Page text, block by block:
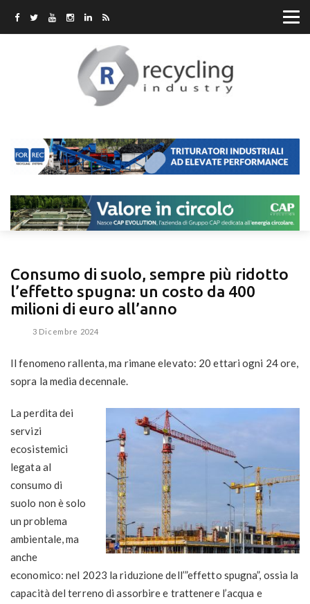
Consumo di suolo, sempre più ridotto
l’effetto spugna: un costo da 400
milioni di euro all’anno
3 Dicembre 2024
Il fenomeno rallenta, ma rimane elevato: 20 ettari ogni 24 ore,
sopra la media decennale.
La perdita dei
servizi
ecosistemici
legata al
consumo di
suolo non è solo
un problema
ambientale, ma
anche
economico:nel 2023 la riduzione dell’”effetto spugna”, ossia la
capacità del terreno di assorbire e trattenere l’acqua e